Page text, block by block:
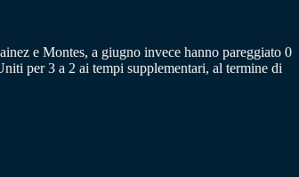
e Montes, a giugno invece hanno pareggiato 0
per 3 a 2 ai tempi supplementari, al termine di